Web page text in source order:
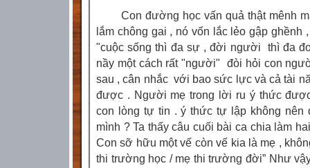
Con đường học vấn quả thật mênh
lắm chông gai , nó vốn lắc lẻo gập
"cuộc sống thì đa sự , đời người thì đa
nầy một cách rất "người" đòi hỏi con
sau , cân nhắc với bao sức lực và cả tài
được . Người mẹ trong lời ru ý thức
con lòng tự tin . ý thức tự lập không nên
mình ? Ta thấy câu cuối bài ca chia làm
Con sỡ hữu một vế còn vế kia là mẹ ,
thi trường học / mẹ thi trường đời” Như